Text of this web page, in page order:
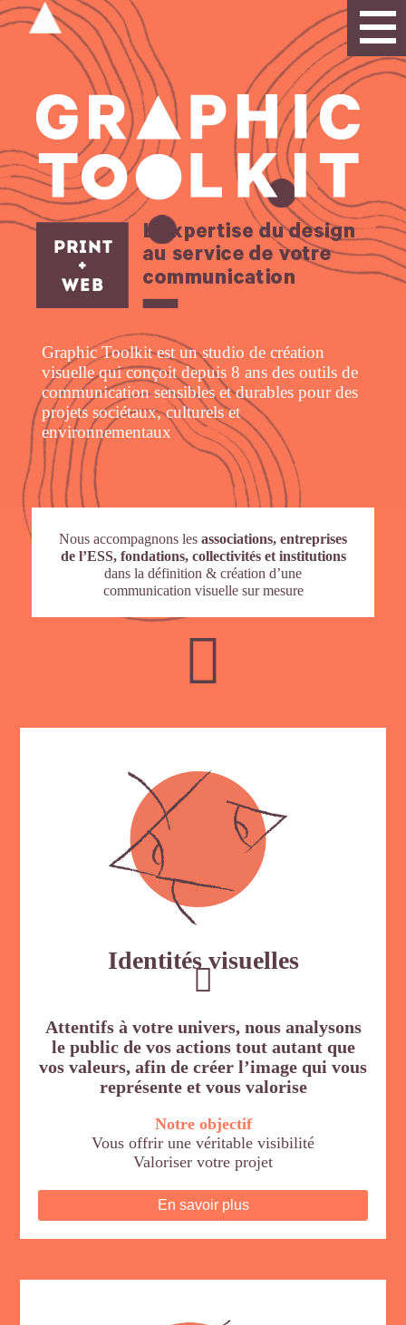
Graphic Toolkit est un studio de création
visuelle qui conçoit depuis 8 ans des outils de
communication sensibles et durables pour des
projets sociétaux, culturels et
environnementaux
Nous accompagnons les associations, entreprises
de l’ESS, fondations, collectivités et institutions
dans la définition & création d’une
communication visuelle sur mesure
Identitésvisuelles
Attentifs à votre univers, nous analysons
le public de vos actions tout autant que
vos valeurs, afin de créer l’image qui vous
représente et vous valorise
Notre objectif
Vous offrir une véritable visibilité
Valoriser votre projet
En savoir plus